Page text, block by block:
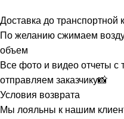
Доставка до
По желанию сжимаем
объем
Все фото и видео отчеты с
отправляем заказчику📸
Условия возврата
Мы лояльны к нашим